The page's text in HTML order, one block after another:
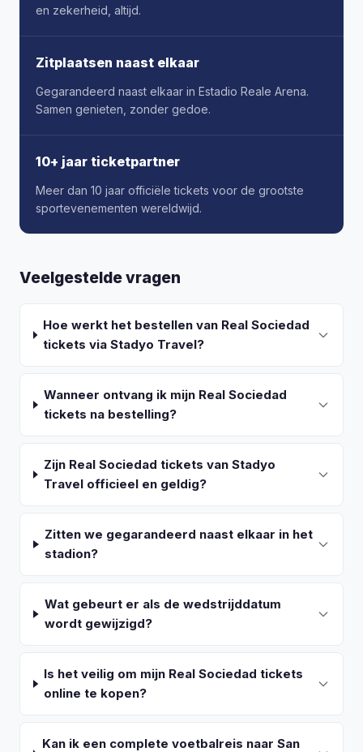
en zekerheid, altijd.
Zitplaatsen naast elkaar
Gegarandeerd naast elkaar in Estadio Reale Arena.
Samen genieten, zonder gedoe.
10+ jaar ticketpartner
Meer dan 10 jaar officiële tickets voor de grootste
sportevenementen wereldwijd.
Veelgestelde vragen
Hoe werkt het bestellen van Real Sociedad
tickets via Stadyo Travel?
Wanneer ontvang ik mijn Real Sociedad
tickets na bestelling?
Zijn Real Sociedad tickets van Stadyo
Travel officieel en geldig?
Zitten we gegarandeerd naast elkaar in het
stadion?
Wat gebeurt er als de wedstrijddatum
wordt gewijzigd?
Is het veilig om mijn Real Sociedad tickets
online te kopen?
Kan ik een complete voetbalreis naar San